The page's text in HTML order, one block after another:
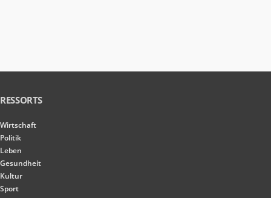
RESSORTS
Wirtschaft
Politik
Leben
Gesundheit
Kultur
Sport